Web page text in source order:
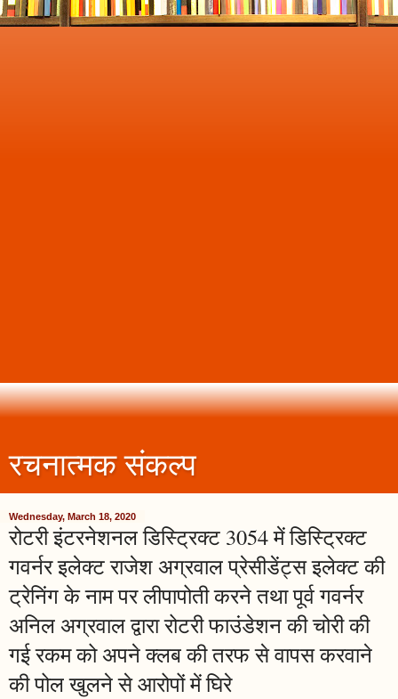
रचनात्मक संकल्प
Wednesday, March 18, 2020
रोटरी इंटरनेशनल डिस्ट्रिक्ट 3054 में डिस्ट्रिक्ट
गवर्नर इलेक्ट राजेश अग्रवाल प्रेसीडेंट्स इलेक्ट की
ट्रेनिंग के नाम पर लीपापोती करने तथा पूर्व गवर्नर
अनिल अग्रवाल द्वारा रोटरी फाउंडेशन की चोरी की
गई रकम को अपने क्लब की तरफ से वापस करवाने
की पोल खुलने से आरोपों में घिरे